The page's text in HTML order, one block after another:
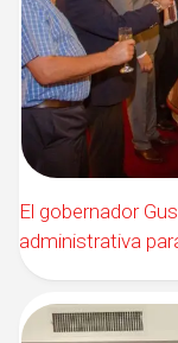
El gobernador
administrativa